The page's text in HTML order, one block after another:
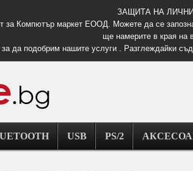
ЗАЩИТА НА
за Компютър маркет ЕООД. Можете да се
ще намерите в края на
да подобрим нашите услуги . Разглеждайки
USB PS/2